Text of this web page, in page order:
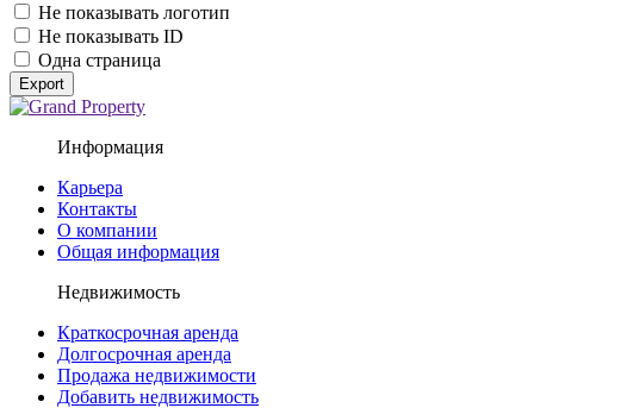
Не показывать логотип
Не показывать ID
Одна страница
Export
Информация
Карьера
Контакты
О компании
Общая информация
Недвижимость
Краткосрочная аренда
Долгосрочная аренда
Продажа недвижимости
Добавить недвижимость